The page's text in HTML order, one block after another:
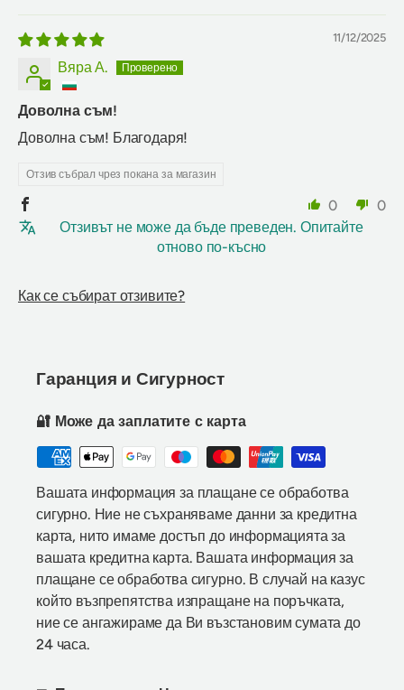
11/12/2025
Вяра А.
Доволна съм!
Доволна съм! Благодаря!
Отзив събрал чрез покана за магазин
0
0
Отзивът не може да бъде преведен. Опитайте
отново по-късно
Как се събират отзивите?
Гаранция и Сигурност
🔐 Може да заплатите с карта
Вашата информация за плащане се обработва
сигурно. Ние не съхраняваме данни за кредитна
карта, нито имаме достъп до информацията за
вашата кредитна карта. Вашата информация за
плащане се обработва сигурно. В случай на казус
който възпрепятства изпращане на поръчката,
ние се ангажираме да Ви възстановим сумата до
24 часа.